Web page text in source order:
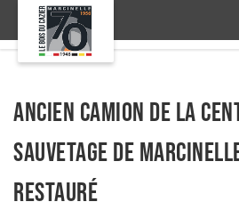
Ancien camion de la
sauvetage de
restauré